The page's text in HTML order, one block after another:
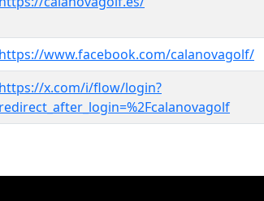
https://www.facebook.com/calanovagolf/
https://x.com/i/flow/login?
redirect_after_login=%2Fcalanovagolf